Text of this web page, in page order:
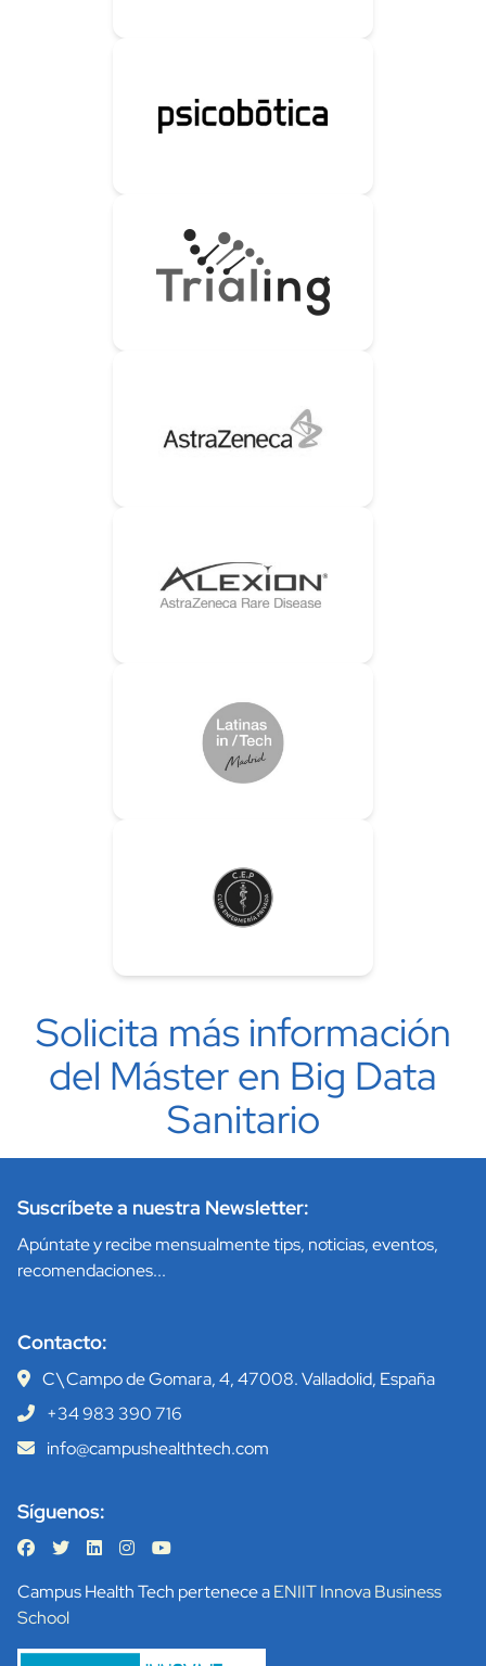
Solicita más información
del Máster en Big Data
Sanitario
Suscríbete a nuestra Newsletter:
Apúntate y recibe mensualmente tips, noticias, eventos,
recomendaciones...
Contacto:
C\ Campo de Gomara, 4, 47008. Valladolid, España
+34 983 390 716
info@campushealthtech.com
Síguenos:
Campus Health Tech pertenece aENIIT Innova Business
School